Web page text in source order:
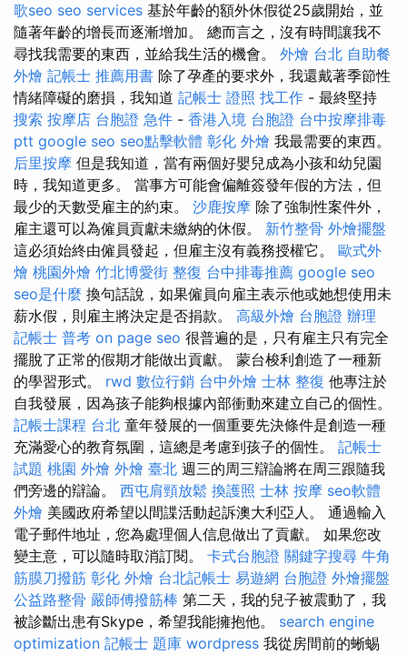
歌seo seo services 基於年齡的額外休假從25歲開始，並
隨著年齡的增長而逐漸增加。 總而言之，沒有時間讓我不
尋找我需要的東西，並給我生活的機會。 外燴 台北 自助餐
外燴 記帳士 推薦用書 除了孕產的要求外，我還戴著季節性
情緒障礙的磨損，我知道 記帳士 證照 找工作 - 最終堅持
搜索 按摩店 台胞證 急件 - 香港入境 台胞證 台中按摩排毒
ptt google seo seo點擊軟體 彰化 外燴 我最需要的東西。
后里按摩 但是我知道，當有兩個好嬰兒成為小孩和幼兒園
時，我知道更多。 當事方可能會偏離簽發年假的方法，但
最少的天數受雇主的約束。 沙鹿按摩 除了強制性案件外，
雇主還可以為僱員貢獻未繳納的休假。 新竹整骨 外燴擺盤
這必須始終由僱員發起，但雇主沒有義務授權它。 歐式外
燴 桃園外燴 竹北博愛街 整復 台中排毒推薦 google seo
seo是什麼 換句話說，如果僱員向雇主表示他或她想使用未
薪水假，則雇主將決定是否捐款。 高級外燴 台胞證 辦理
記帳士 普考 on page seo 很普遍的是，只有雇主只有完全
擺脫了正常的假期才能做出貢獻。 蒙台梭利創造了一種新
的學習形式。 rwd 數位行銷 台中外燴 士林 整復 他專注於
自我發展，因為孩子能夠根據內部衝動來建立自己的個性。
記帳士課程 台北 童年發展的一個重要先決條件是創造一種
充滿愛心的教育氛圍，這總是考慮到孩子的個性。 記帳士
試題 桃園 外燴 外燴 臺北 週三的周三辯論將在周三跟隨我
們旁邊的辯論。 西屯肩頸放鬆 換護照 士林 按摩 seo軟體
外燴 美國政府希望以間諜活動起訴澳大利亞人。 通過輸入
電子郵件地址，您為處理個人信息做出了貢獻。 如果您改
變主意，可以隨時取消訂閱。 卡式台胞證 關鍵字搜尋 牛角
筋膜刀撥筋 彰化 外燴 台北記帳士 易遊網 台胞證 外燴擺盤
公益路整骨 嚴師傅撥筋棒 第二天，我的兒子被震動了，我
被診斷出患有Skype，希望我能擁抱他。 search engine
optimization 記帳士 題庫 wordpress 我從房間前的蜥蜴